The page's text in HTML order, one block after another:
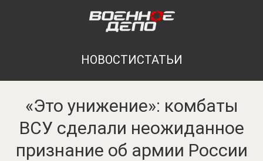
НОВОСТИСТАТЬИ
«Это унижение»: комбаты
ВСУ сделали неожиданное
признание об армии России